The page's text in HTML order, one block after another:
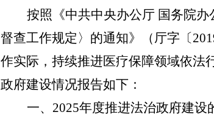
按照《中共中央办公厅 国务院
督查工作规定〉的通知》（厅字〔
作实际，持续推进医疗保障领域依法
政府建设情况报告如下：
一、 2025年度推进法治政府建设